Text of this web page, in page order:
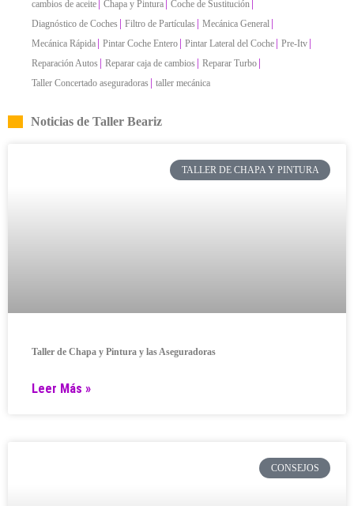
cambios de aceite Chapa y Pintura Coche de Sustitución
Diagnóstico de Coches Filtro de Partículas Mecánica General
Mecánica Rápida Pintar Coche Entero Pintar Lateral del Coche Pre-Itv
Reparación Autos Reparar caja de cambios Reparar Turbo
Taller Concertado aseguradoras taller mecánica
Noticias de Taller Beariz
TALLER DE CHAPA Y PINTURA
Taller de Chapa y Pintura y las Aseguradoras
Leer Más »
CONSEJOS